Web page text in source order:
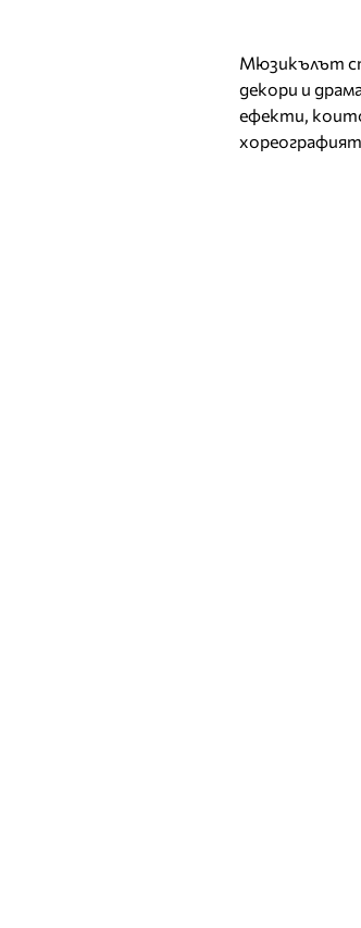
Мюзикълът
декори и
ефекти,